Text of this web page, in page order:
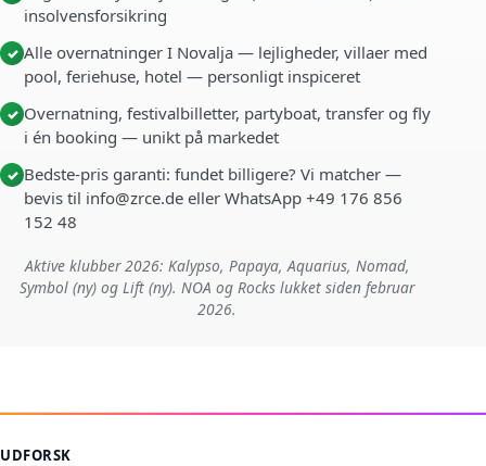
insolvensforsikring
✓ Alle overnatninger I Novalja — lejligheder, villaer med
pool, feriehuse, hotel — personligt inspiceret
✓ Overnatning, festivalbilletter, partyboat, transfer og fly
i én booking — unikt på markedet
✓ Bedste-pris garanti: fundet billigere? Vi matcher —
bevis til info@zrce.de eller WhatsApp +49 176 856
152 48
Aktive klubber 2026: Kalypso, Papaya, Aquarius, Nomad,
Symbol (ny) og Lift (ny). NOA og Rocks lukket siden februar
2026.
UDFORSK